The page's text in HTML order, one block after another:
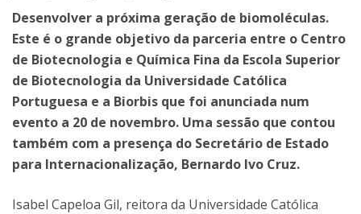
Desenvolver a próxima geração de biomoléculas.
Este é o grande objetivo da parceria entre o Centro
de Biotecnologia e Química Fina da Escola Superior
de Biotecnologia da Universidade Católica
Portuguesa e a Biorbis que foi anunciada num
evento a 20 de novembro. Uma sessão que contou
também com a presença do Secretário de Estado
para Internacionalização, Bernardo Ivo Cruz.
Isabel Capeloa Gil, reitora da Universidade Católica